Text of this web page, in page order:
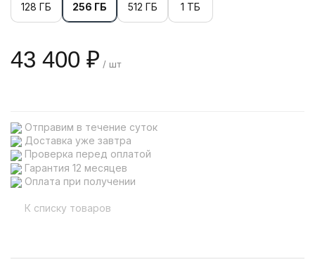
128 ГБ 256 ГБ 512 ГБ 1 ТБ
43 400 ₽ / шт
Отправим в течение суток
Доставка уже завтра
Проверка перед оплатой
Гарантия 12 месяцев
Оплата при получении
К списку товаров